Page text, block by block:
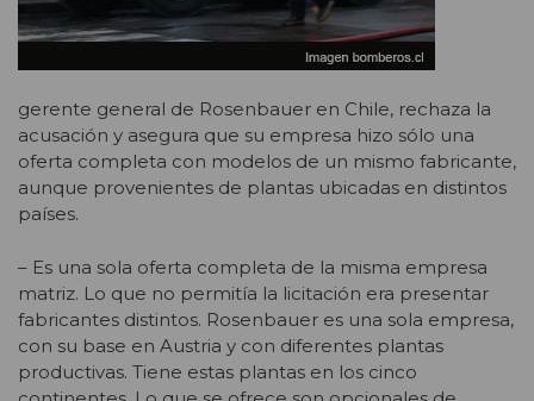
gerente general de Rosenbauer en Chile, rechaza la
acusación y asegura que su empresa hizo sólo una
oferta completa con modelos de un mismo fabricante,
aunque provenientes de plantas ubicadas en distintos
países.
– Es una sola oferta completa de la misma empresa
matriz. Lo que no permitía la licitación era presentar
fabricantes distintos. Rosenbauer es una sola empresa,
con su base en Austria y con diferentes plantas
productivas. Tiene estas plantas en los cinco